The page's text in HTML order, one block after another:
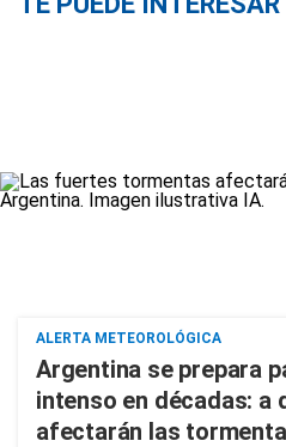
ALERTA METEOROLÓGICA
Argentina se prepara
intenso en décadas: a
afectarán las